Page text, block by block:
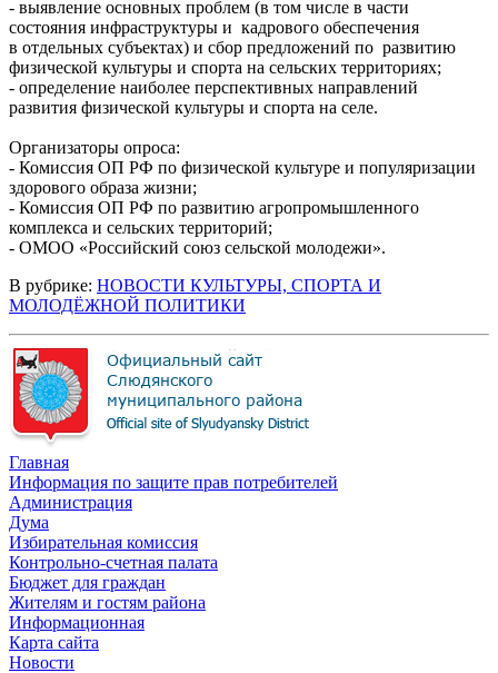
- выявление основных проблем (в том числе в части
состояния инфраструктуры и кадрового обеспечения
в отдельных субъектах) и сбор предложений по развитию
физической культуры и спорта на сельских территориях;
- определение наиболее перспективных направлений
развития физической культуры и спорта на селе.
Организаторы опроса:
- Комиссия ОП РФ по физической культуре и популяризации
здорового образа жизни;
- Комиссия ОП РФ по развитию агропромышленного
комплекса и сельских территорий;
- ОМОО «Российский союз сельской молодежи».
В рубрике: НОВОСТИ КУЛЬТУРЫ, СПОРТА И
МОЛОДЁЖНОЙ ПОЛИТИКИ
Главная
Информация по защите прав потребителей
Администрация
Дума
Избирательная комиссия
Контрольно-счетная палата
Бюджет для граждан
Жителям и гостям района
Информационная
Карта сайта
Новости